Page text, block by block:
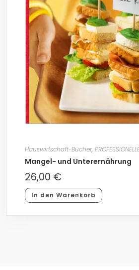
Hauswirtschaft-Bücher,
Mangel- und Unterernährung
26,00 €
In den Warenkorb